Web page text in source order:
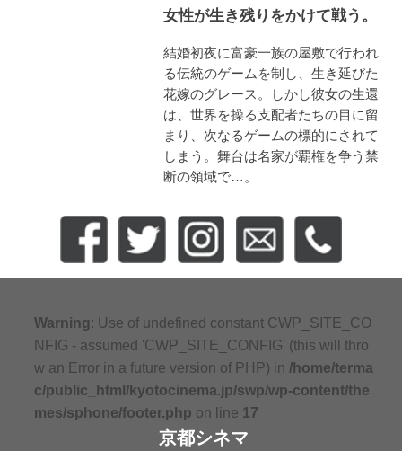
女性が生き残りをかけて戦う。
結婚初夜に富豪一族の屋敷で行われ
る伝統のゲームを制し、生き延びた
花嫁のグレース。しかし彼女の生還
は、世界を操る支配者たちの目に留
まり、次なるゲームの標的にされて
しまう。舞台は名家が覇権を争う禁
断の領域で…。
Warning: Use of undefined constant CWP_SITE_CO
NFIG - assumed 'CWP_SITE_CONFIG' (this will thro
w an Error in a future version of PHP) in /home/terma
c/public_html/kyotocinema.jp/swp/wp-content/the
mes/sphone/footer.php on line 17
京都シネマ